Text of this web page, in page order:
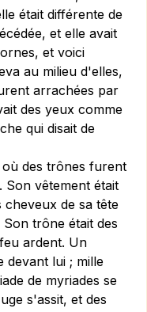
était différente de
et elle avait
et voici
au milieu d'elles,
arrachées par
des yeux comme
qui disait de
des trônes furent
Son vêtement était
cheveux de sa tête
trône était des
ardent. Un
devant lui ; mille
de myriades se
s'assit, et des